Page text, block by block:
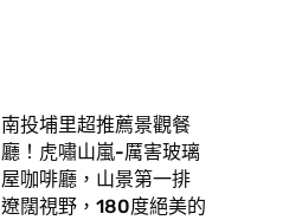
南投埔里超推薦景觀餐
廳！虎嘯山嵐-厲害玻璃
屋咖啡廳，山景第一排
遼闊視野，180度絕美的